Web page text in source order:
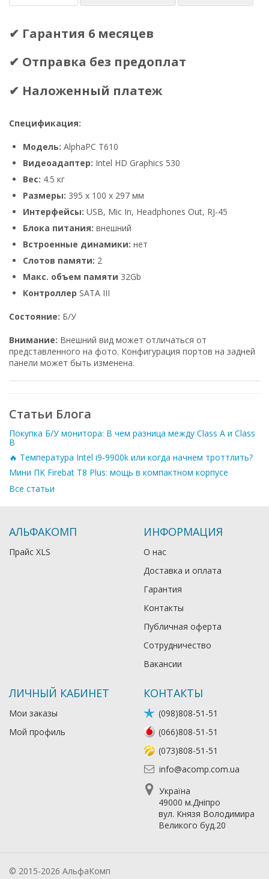
✔ Гарантия 6 месяцев
✔ Отправка без предоплат
✔ Наложенный платеж
Спецификация:
Модель: AlphaPC T610
Видеоадаптер: Intel HD Graphics 530
Вес: 4.5 кг
Размеры: 395 x 100 x 297 мм
Интерфейсы: USB, Mic In, Headphones Out, RJ-45
Блока питания: внешний
Встроенные динамики: нет
Слотов памяти: 2
Макс. объем памяти 32Gb
Контроллер SATA III
Состояние: Б/У
Внимание: Внешний вид может отличаться от
представленного на фото. Конфигурация портов на задней
панели может быть изменена.
Статьи Блога
Покупка Б/У монитора: В чем разница между Class A и Class
B
🔥 Температура Intel i9-9900k или когда начнем троттлить?
Мини ПК Firebat T8 Plus: мощь в компактном корпусе
Все статьи
АЛЬФАКОМП
Прайс XLS
ИНФОРМАЦИЯ
О нас
Доставка и оплата
Гарантия
Контакты
Публичная оферта
Сотрудничество
Вакансии
ЛИЧНЫЙ КАБИНЕТ
Мои заказы
Мой профиль
КОНТАКТЫ
(098)808-51-51
(066)808-51-51
(073)808-51-51
info@acomp.com.ua
Україна
49000 м.Дніпро
вул. Князя Володимира
Великого буд.20
© 2015-2026 АльфаКомп